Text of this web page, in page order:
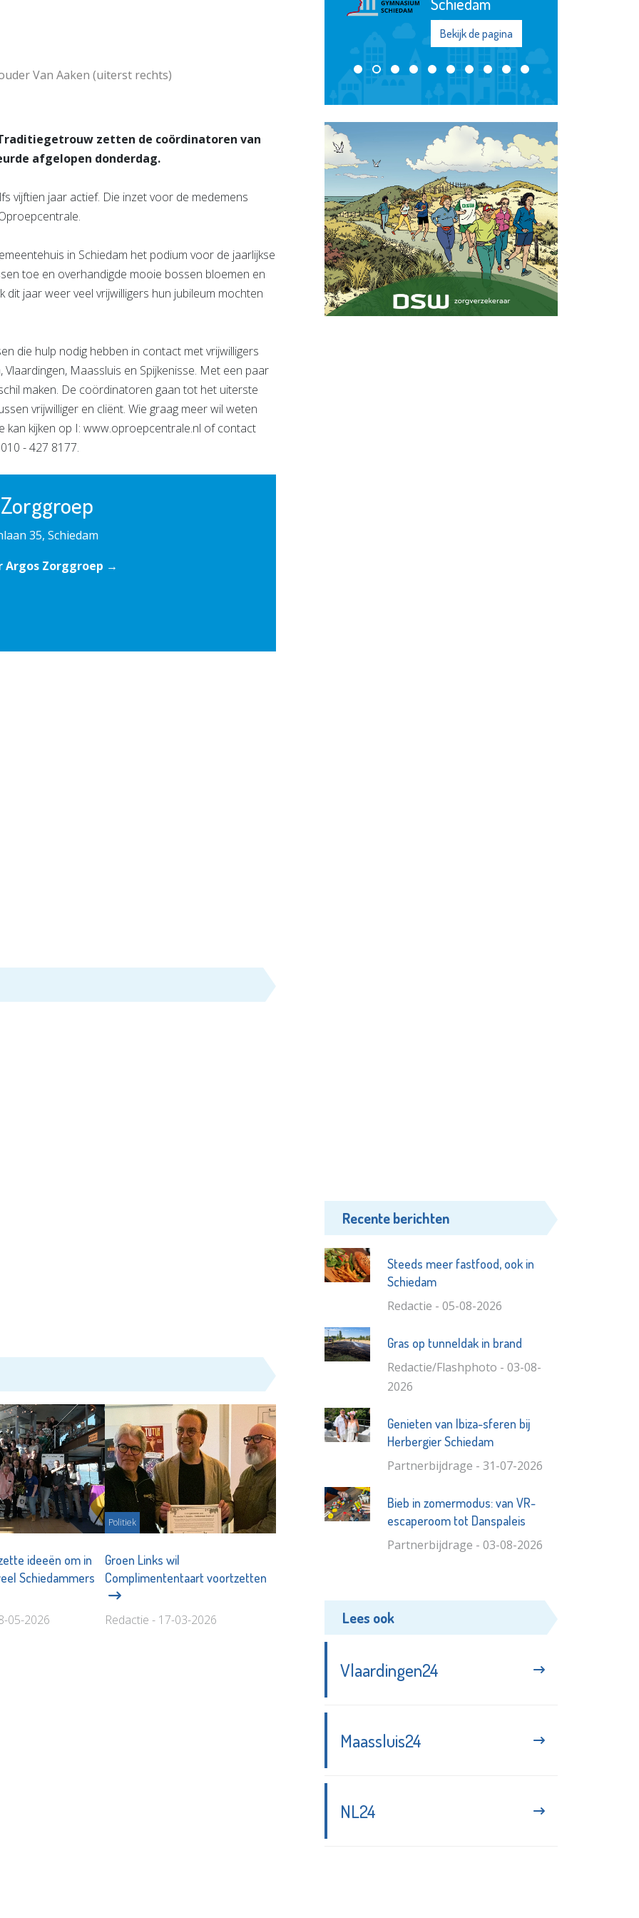
Van Aaken (uiterst rechts)
zetten de coördinatoren van
afgelopen donderdag.
vijftien jaar actief. Die inzet voor de medemens
in Schiedam het podium voor de jaarlijkse
toe en overhandigde mooie bossen bloemen en
jaar weer veel vrijwilligers hun jubileum mochten
die hulp nodig hebben in contact met vrijwilligers
Maassluis en Spijkenisse. Met een paar
maken. De coördinatoren gaan tot het uiterste
vrijwilliger en cliënt. Wie graag meer wil weten
kan kijken op I: www.oproepcentrale.nl of contact
- 427 8177.
35, Schiedam
Argos Zorggroep →
ideeën om in
Schiedammers
05-2026
Politiek
Groen Links wil
Complimententaart voortzetten
Redactie - 17-03-2026
Bekijk de pagina
Recente berichten
Steeds meer fastfood, ook in
Schiedam
Redactie - 05-08-2026
Gras op tunneldak in brand
Redactie/Flashphoto - 03-08-
2026
Genieten van Ibiza-sferen bij
Herbergier Schiedam
Partnerbijdrage - 31-07-2026
Bieb in zomermodus: van VR-
escaperoom tot Danspaleis
Partnerbijdrage - 03-08-2026
Lees ook
Vlaardingen24
Maassluis24
NL24